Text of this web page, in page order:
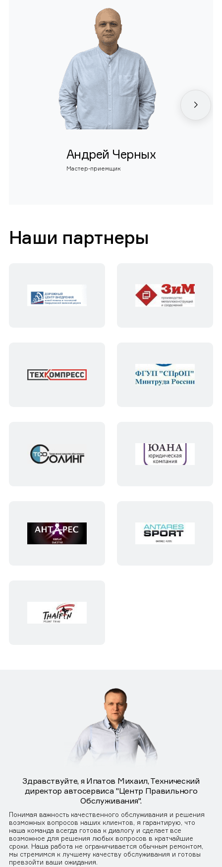
Андрей Черных
Мастер-приемщик
Наши партнеры
Здравствуйте, я Ипатов Михаил, Технический
директор автосервиса "Центр Правильного
Обслуживания".
Понимая важность качественного обслуживания и решения
возможных вопросов наших клиентов, я гарантирую, что
наша команда всегда готова к диалогу и сделает все
возможное для решения любых вопросов в кратчайшие
сроки. Наша работа не ограничивается обычным ремонтом,
мы стремимся к лучшему качеству обслуживания и готовы
превзойти ваши ожидания.